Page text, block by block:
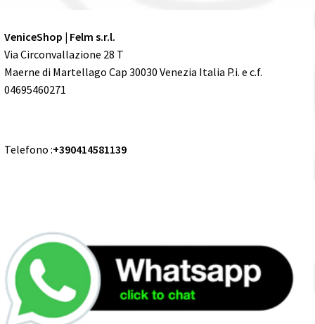
VeniceShop | Felm s.r.l.
Via Circonvallazione 28 T
Maerne di Martellago Cap 30030 Venezia Italia P.i. e c.f.
04695460271
Telefono :+390414581139